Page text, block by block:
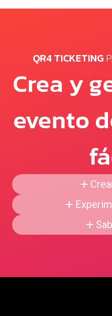
QR4 TICKETING
Crea y
evento